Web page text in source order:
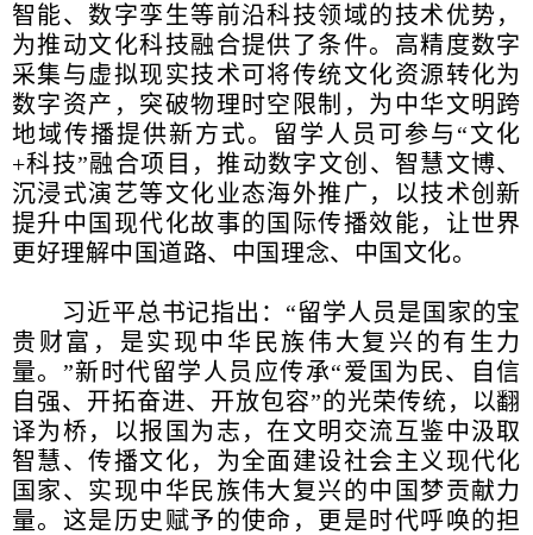
智能、数字孪生等前沿科技领域的技术优势，
为推动文化科技融合提供了条件。高精度数字
采集与虚拟现实技术可将传统文化资源转化为
数字资产，突破物理时空限制，为中华文明跨
地域传播提供新方式。留学人员可参与“文化
+科技”融合项目，推动数字文创、智慧文博、
沉浸式演艺等文化业态海外推广，以技术创新
提升中国现代化故事的国际传播效能，让世界
更好理解中国道路、中国理念、中国文化。
习近平总书记指出：“留学人员是国家的宝
贵财富，是实现中华民族伟大复兴的有生力
量。”新时代留学人员应传承“爱国为民、自信
自强、开拓奋进、开放包容”的光荣传统，以翻
译为桥，以报国为志，在文明交流互鉴中汲取
智慧、传播文化，为全面建设社会主义现代化
国家、实现中华民族伟大复兴的中国梦贡献力
量。这是历史赋予的使命，更是时代呼唤的担